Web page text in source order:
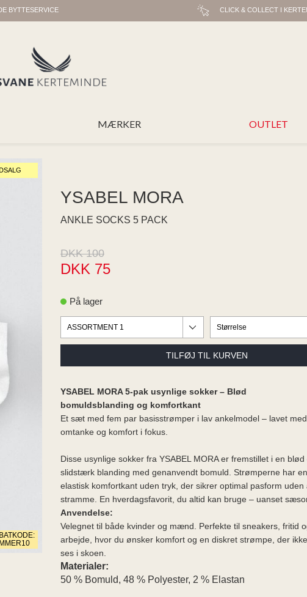
BYTTESERVICE CLICK & COLLECT I
MÆRKER OUTLET
YSABEL MORA
ANKLE SOCKS 5 PACK
DKK 100
DKK 75
På lager
YSABEL MORA 5-pak usynlige sokker – Blød
bomuldsblanding og komfortkant
Et sæt med fem par basisstrømper i lav ankelmodel – lavet med
omtanke og komfort i fokus.
Disse usynlige sokker fra YSABEL MORA er fremstillet i en blød
slidstærk blanding med genanvendt bomuld. Strømperne har en
elastisk komfortkant uden tryk, der sikrer optimal pasform uden
stramme. En hverdagsfavorit, du altid kan bruge – uanset
Anvendelse:
Velegnet til både kvinder og mænd. Perfekte til sneakers, fritid
arbejde, hvor du ønsker komfort og en diskret strømpe, der ikke
ses i skoen.
Materialer:
50 % Bomuld, 48 % Polyester, 2 % Elastan